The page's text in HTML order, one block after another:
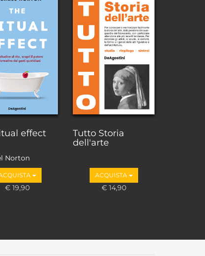
effect
Norton
€ 19,90
Tutto Storia
dell'arte
ACQUISTA
€ 14,90